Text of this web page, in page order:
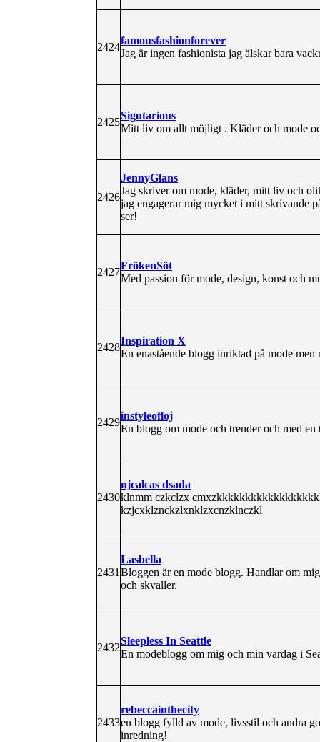
2424
famousfashionforever
Jag är ingen fashionista jag älskar bara
2425
Sigutarious
Mitt liv om allt möjligt . Kläder och mode
2426
JennyGlans
Jag skriver om mode, kläder, mitt liv och
jag engagerar mig mycket i mitt skrivande
ser!
2427
FrökenSöt
Med passion för mode, design, konst och
2428
Inspiration X
En enastående blogg inriktad på mode
2429
instyleofloj
En blogg om mode och trender och med
2430
njcalcas dsada
klnmm czkclzx
kzjcxklznckzlxnklzxcnzklnczkl
2431
Lasbella
Bloggen är en mode blogg. Handlar om
och skvaller.
2432
Sleepless In Seattle
En modeblogg om mig och min vardag i
2433
rebeccainthecity
en blogg fylld av mode, livsstil och andra
inredning!